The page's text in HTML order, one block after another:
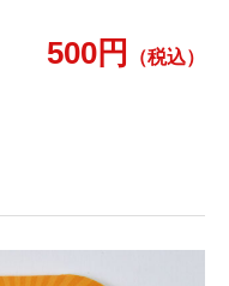
500円 （税込）